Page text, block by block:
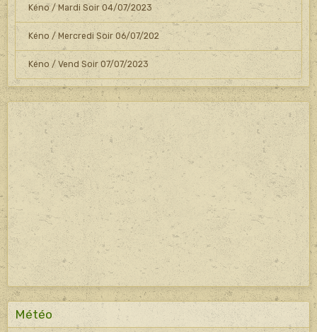
Kéno / Mardi Soir 04/07/2023
Kéno / Mercredi Soir 06/07/202
Kéno / Vend Soir 07/07/2023
Météo